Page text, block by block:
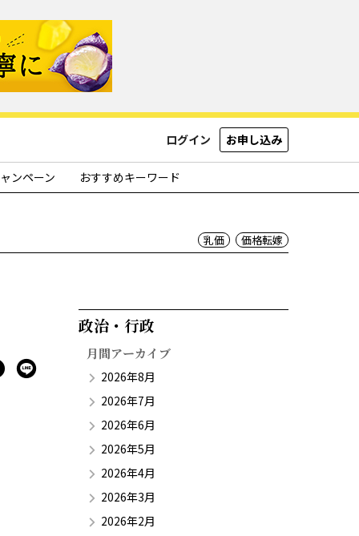
ログイン お申し込み
ンペーン おすすめキーワード
乳価 価格転嫁
政治・行政​
月間アーカイブ
2026年8月
2026年7月
2026年6月
2026年5月
2026年4月
2026年3月
2026年2月